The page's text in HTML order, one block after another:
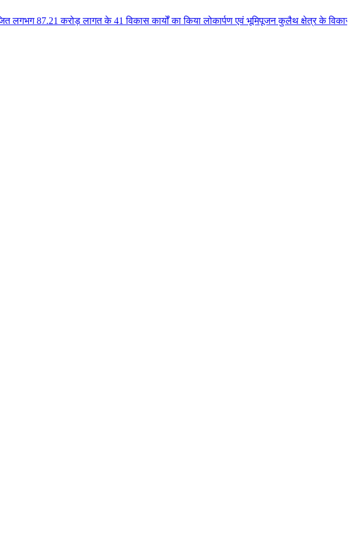
के 41 विकास कार्यों का किया लोकार्पण एवं भूमिपूजन कुलैथ क्षेत्र के विकास के लिये की बड़ी-